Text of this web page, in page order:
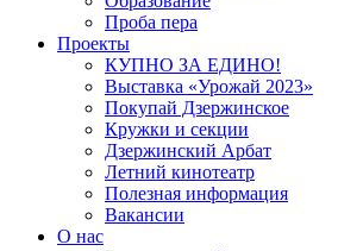
Проба пера
Проекты
КУПНО ЗА ЕДИНО!
Выставка «Урожай 2023»
Покупай Дзержинское
Кружки и секции
Дзержинский Арбат
Летний кинотеатр
Полезная информация
Вакансии
О нас